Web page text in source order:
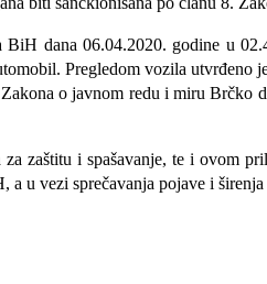
dana 06.04.2020. godine u
Pregledom vozila utvrđeno
o javnom redu i miru Brčko
zaštitu i spašavanje, te i ovom
u vezi sprečavanja pojave i